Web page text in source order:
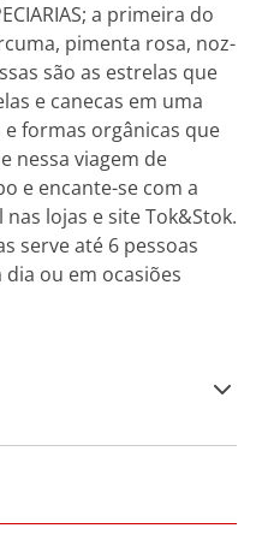
a primeira do
pimenta rosa, noz-
são as estrelas que
e canecas em uma
formas orgânicas que
nessa viagem de
e encante-se com a
nas lojas e site Tok&Stok.
serve até 6 pessoas
ou em ocasiões